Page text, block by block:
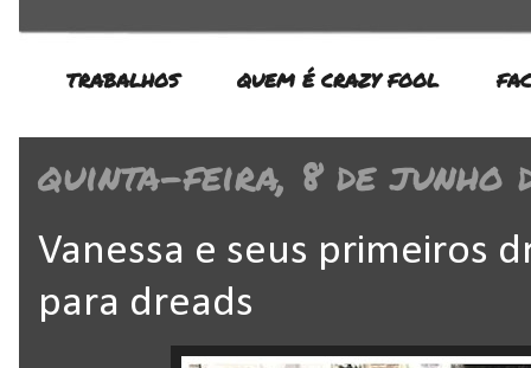
TRABALHOS QUEM É CRAZY FOOL
quinta-feira, 8 de junho
Vanessa e seus primeiros
para dreads